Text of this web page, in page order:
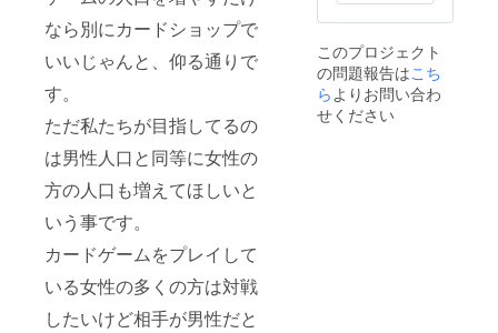
なら別にカードショップで
いいじゃんと、仰る通りで
す。
ただ私たちが目指してるの
は男性人口と同等に女性の
方の人口も増えてほしいと
いう事です。
カードゲームをプレイして
いる女性の多くの方は対戦
したいけど相手が男性だと
このプロジェクト
の問題報告はこち
らよりお問い合わ
せください